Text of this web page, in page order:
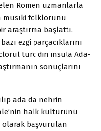
Romen uzmanlarla
musıki folklorunu
araştırma başlattı.
ezgi parçacıklarını
turc din insula Ada-
sonuçlarını
ada da nehrin
halk kültürünü
olarak başvurulan